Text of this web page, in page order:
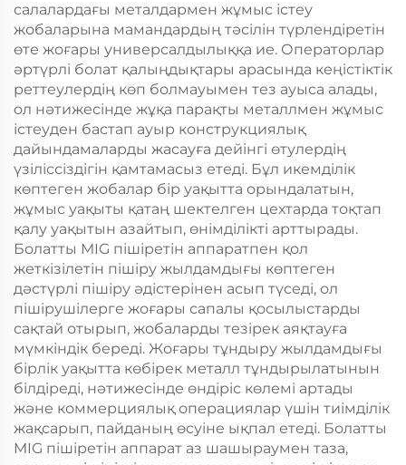
салалардағы металдармен жұмыс істеу
жобаларына мамандардың тәсілін түрлендіретін
өте жоғары универсалдылыққа ие. Операторлар
әртүрлі болат қалыңдықтары арасында кеңістіктік
реттеулердің көп болмауымен тез ауыса алады,
ол нәтижесінде жұқа парақты металлмен жұмыс
істеуден бастап ауыр конструкциялық
дайындамаларды жасауға дейінгі өтулердің
үзіліссіздігін қамтамасыз етеді. Бұл икемділік
көптеген жобалар бір уақытта орындалатын,
жұмыс уақыты қатаң шектелген цехтарда тоқтап
қалу уақытын азайтып, өнімділікті арттырады.
Болатты MIG пішіретін аппаратпен қол
жеткізілетін пішіру жылдамдығы көптеген
дәстүрлі пішіру әдістерінен асып түседі, ол
пішірушілерге жоғары сапалы қосылыстарды
сақтай отырып, жобаларды тезірек аяқтауға
мүмкіндік береді. Жоғары тұндыру жылдамдығы
бірлік уақытта көбірек металл тұндырылатынын
білдіреді, нәтижесінде өндіріс көлемі артады
және коммерциялық операциялар үшін тиімділік
жақсарып, пайданың өсуіне ықпал етеді. Болатты
MIG пішіретін аппарат аз шашыраумен таза,